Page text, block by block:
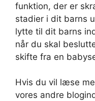
funktion, der er
stadier i dit barns
lytte til dit barns
når du skal
skifte fra en
Hvis du vil læse
vores andre